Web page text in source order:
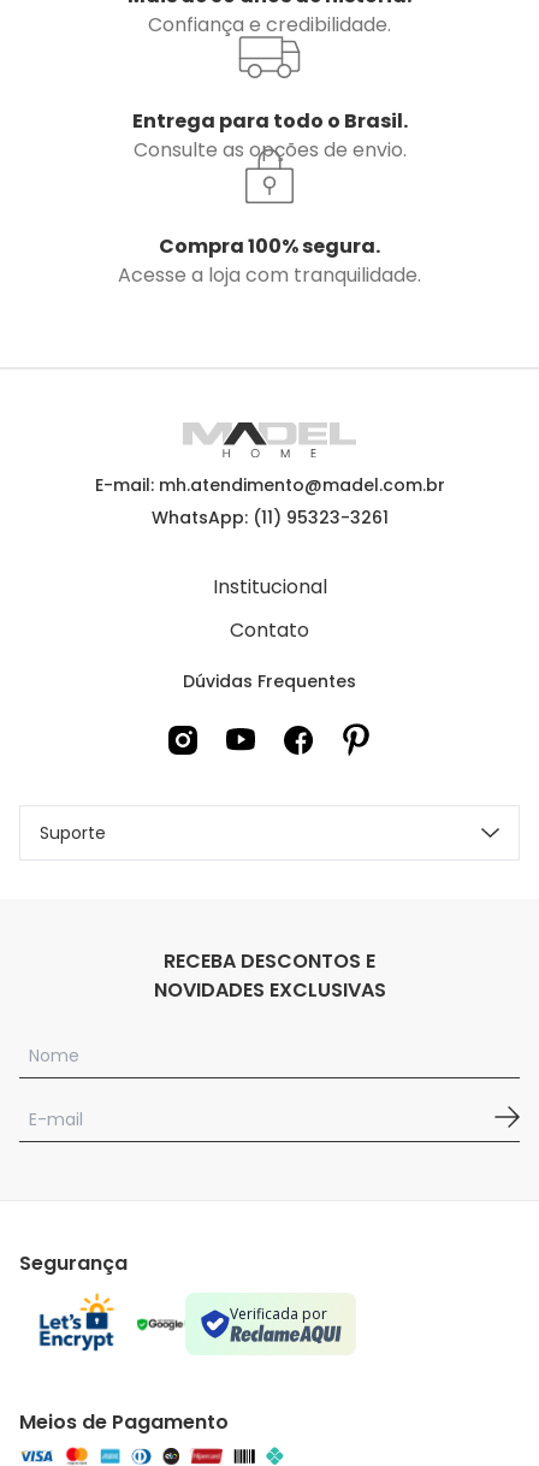
Confiança e credibilidade.
Entrega para todo o Brasil.
Consulte as opções de envio.
Compra 100% segura.
Acesse a loja com tranquilidade.
E-mail: mh.atendimento@madel.com.br
WhatsApp: (11) 95323-3261
Institucional
Contato
Dúvidas Frequentes
Suporte
RECEBA DESCONTOS E
NOVIDADES EXCLUSIVAS
Segurança
Verificada por
Meios de Pagamento